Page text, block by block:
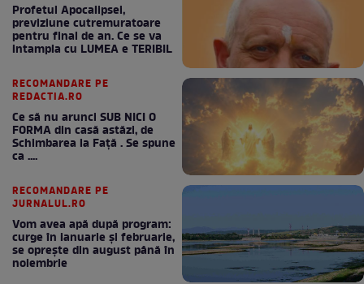
Profetul Apocalipsei,
previziune cutremuratoare
pentru final de an. Ce se va
intampla cu LUMEA e TERIBIL
RECOMANDARE PE
REDACTIA.RO
Ce să nu arunci SUB NICI O
FORMA din casă astăzi, de
Schimbarea la Față . Se spune
ca ....
RECOMANDARE PE
JURNALUL.RO
Vom avea apă după program:
curge în ianuarie și februarie,
se oprește din august până în
noiembrie